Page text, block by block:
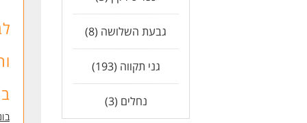
גבעת השלושה (8)
גני תקווה (193)
נחלים (3)
*